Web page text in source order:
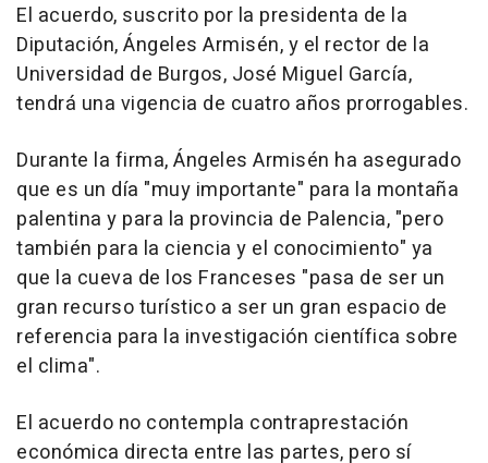
El acuerdo, suscrito por la presidenta de la
Diputación, Ángeles Armisén, y el rector de la
Universidad de Burgos, José Miguel García,
tendrá una vigencia de cuatro años prorrogables.
Durante la firma, Ángeles Armisén ha asegurado
que es un día "muy importante" para la montaña
palentina y para la provincia de Palencia, "pero
también para la ciencia y el conocimiento" ya
que la cueva de los Franceses "pasa de ser un
gran recurso turístico a ser un gran espacio de
referencia para la investigación científica sobre
el clima".
El acuerdo no contempla contraprestación
económica directa entre las partes, pero sí